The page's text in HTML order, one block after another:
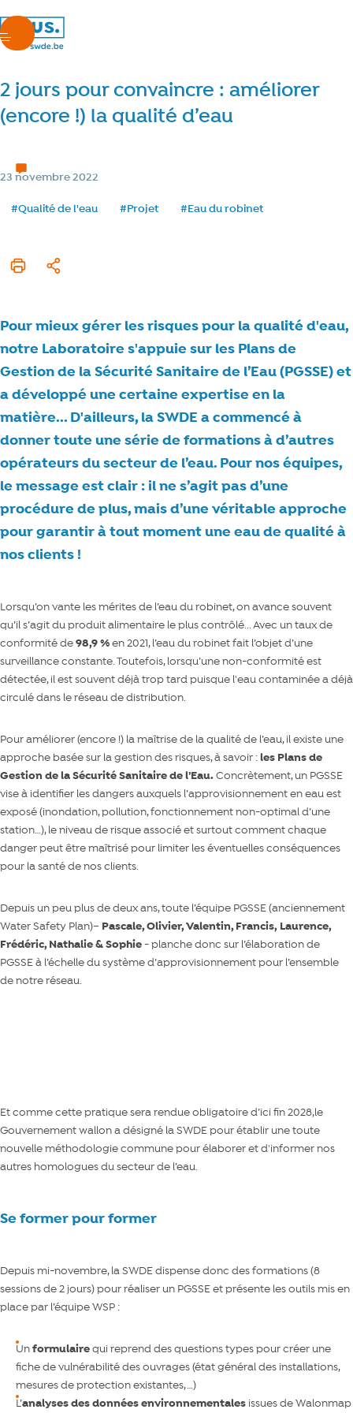
nous.swde
menu
2 jours pour convaincre : améliorer
(encore !) la qualité d’eau
Catégorie Temps de lecture
Date de publication
23 novembre 2022
Tags
#Qualité de l'eau #Projet #Eau du robinet
Imprimer cet article
Partager
Pour mieux gérer les risques pour la qualité d'eau,
notre Laboratoire s'appuie sur les Plans de
Gestion de la Sécurité Sanitaire de l’Eau (PGSSE) et
a développé une certaine expertise en la
matière... D'ailleurs, la SWDE a commencé à
donner toute une série de formations à d’autres
opérateurs du secteur de l’eau. Pour nos équipes,
le message est clair : il ne s’agit pas d’une
procédure de plus, mais d’une véritable approche
pour garantir à tout moment une eau de qualité à
nos clients !
Lorsqu’on vante les mérites de l’eau du robinet, on avance souvent
qu’il s’agit du produit alimentaire le plus contrôlé... Avec un taux de
conformité de98,9 %en 2021, l’eau du robinet fait l’objet d’une
surveillance constante. Toutefois, lorsqu’une non-conformité est
détectée, il est souvent déjà trop tard puisque l'eau contaminée a déjà
circulé dans le réseau de distribution.
Pour améliorer (encore !) la maîtrise de la qualité de l’eau, il existe une
approche basée sur la gestion des risques, à savoir :les Plans de
Gestion de la Sécurité Sanitaire de l’Eau.Concrètement, un PGSSE
vise à identifier les dangers auxquels l’approvisionnement en eau est
exposé (inondation, pollution, fonctionnement non-optimal d’une
station…), le niveau de risque associé et surtout comment chaque
danger peut être maîtrisé pour limiter les éventuelles conséquences
pour la santé de nos clients.
Depuis un peu plus de deux ans, toute l’équipe PGSSE (anciennement
Water Safety Plan)– Pascale, Olivier, Valentin, Francis, Laurence,
Frédéric, Nathalie & Sophie - planche donc sur l’élaboration de
PGSSE à l’échelle du système d’approvisionnement pour l’ensemble
de notre réseau.
Et comme cette pratique sera rendue obligatoire d’ici fin 2028,le
Gouvernement wallon a désigné la SWDE pour établir une toute
nouvelle méthodologie commune pour élaborer et d'informer nos
autres homologues du secteur de l’eau.
Se former pour former
Depuis mi-novembre, la SWDE dispense donc des formations (8
sessions de 2 jours) pour réaliser un PGSSE et présente les outils mis en
place par l’équipe WSP :
Unformulairequi reprend des questions types pour créer une
fiche de vulnérabilité des ouvrages (état général des installations,
mesures de protection existantes, …)
L’analyses des données environnementales issues de Walonmap